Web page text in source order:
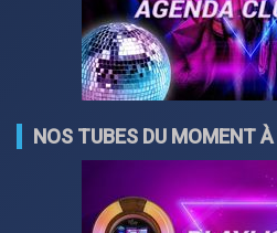
NOS TUBES DU MOMENT